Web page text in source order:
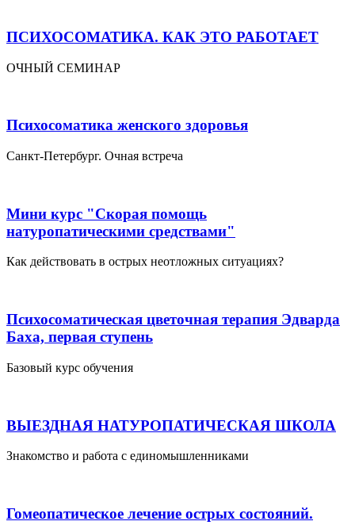
ПСИХОСОМАТИКА. КАК ЭТО РАБОТАЕТ
ОЧНЫЙ СЕМИНАР
Психосоматика женского здоровья
Санкт-Петербург. Очная встреча
Мини курс "Скорая помощь
натуропатическими средствами"
Как действовать в острых неотложных ситуациях?
Психосоматическая цветочная терапия Эдварда
Баха, первая ступень
Базовый курс обучения
ВЫЕЗДНАЯ НАТУРОПАТИЧЕСКАЯ ШКОЛА
Знакомство и работа с единомышленниками
Гомеопатическое лечение острых состояний.